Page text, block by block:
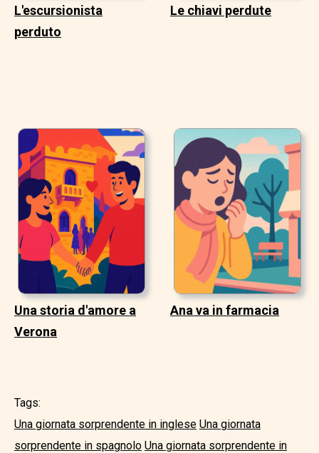
L'escursionista
perduto
Le chiavi perdute
Una storia d'amore a
Verona
Ana va in farmacia
Tags:
Una giornata sorprendente in inglese Una giornata
sorprendente in spagnolo Una giornata sorprendente in